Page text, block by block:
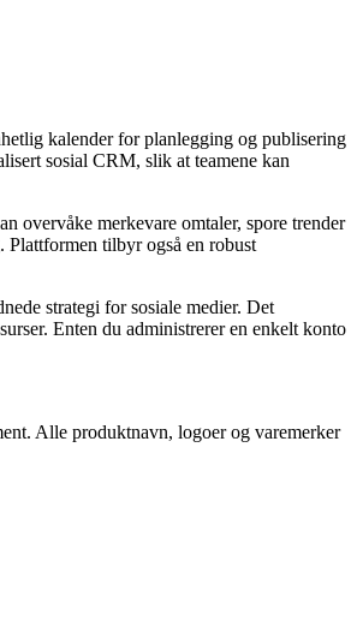
kalender for planlegging og publisering
sosial CRM, slik at teamene kan
overvåke merkevare omtaler, spore trender
tilbyr også en robust
strategi for sosiale medier. Det
Enten du administrerer en enkelt konto
Alle produktnavn, logoer og varemerker